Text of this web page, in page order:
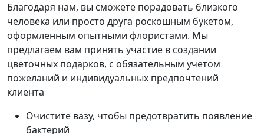
Благодаря нам, вы сможете порадовать близкого
человека или просто друга роскошным букетом,
оформленным опытными флористами. Мы
предлагаем вам принять участие в создании
цветочных подарков, с обязательным учетом
пожеланий и индивидуальных предпочтений
клиента
Очистите вазу, чтобы предотвратить появление
бактерий